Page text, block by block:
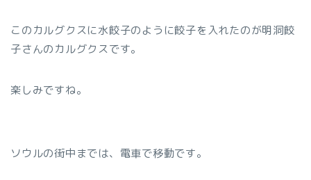
このカルグクスに水餃子のように餃子を入れたのが明洞餃
子さんのカルグクスです。
楽しみですね。
ソウルの街中までは、電車で移動です。